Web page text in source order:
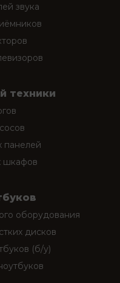
звука
техники
панелей
шкафов
оборудования
дисков
(б/у)